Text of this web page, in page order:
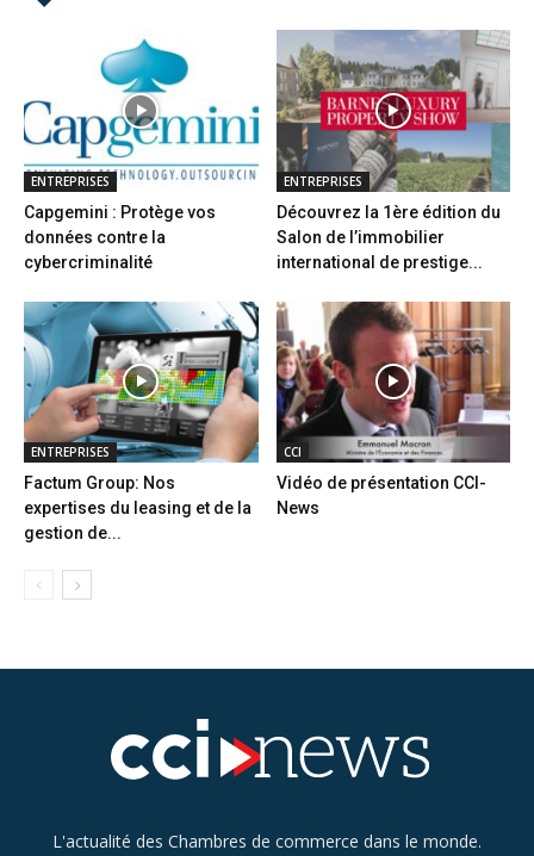
ENTREPRISES
Capgemini : Protège vos
données contre la
cybercriminalité
ENTREPRISES
Découvrez la 1ère édition du
Salon de l’immobilier
international de prestige...
ENTREPRISES
Factum Group: Nos
expertises du leasing et de la
gestion de...
CCI
Vidéo de présentation CCI-
News
L'actualité des Chambres de commerce dans le monde.